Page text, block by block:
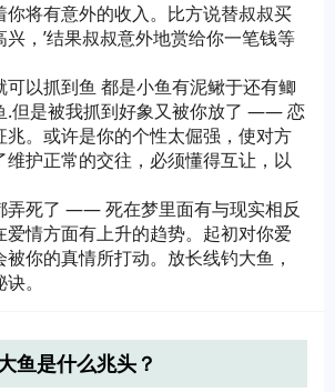
你将有意外的收入。比方说替叔叔买
，’结果叔叔意外地赏给你一笔钱等
以抓到鱼 都是小鱼有泥鳅于还有鲫
.但是被我抓到好象又被你放了 —— 恋
兆。或许是你的个性太倔强，使对方
维护正常的交往，必须懂得互让，以
弄死了 —— 死在梦里面有与现实相反
爱情方面有上升的趋势。起初对你爱
你的真情所打动。放长线钓大鱼，
。
鱼是什么兆头？